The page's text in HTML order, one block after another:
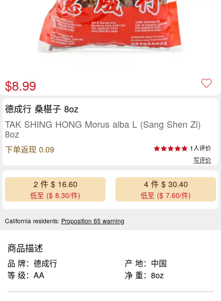
$8.99
德成行 桑椹子 8oz
TAK SHING HONG Morus alba L (Sang Shen Zi)
8oz
下单返现 0.09
1人评价
写评价
2 件 $ 16.60
低至 ($ 8.30/件)
4 件 $ 30.40
低至 ($ 7.60/件)
California residents: Proposition 65 warning
商品描述
品 牌：德成行
产 地：中国
等 级：AA
净 重：8oz